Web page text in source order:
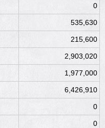
0
535,630
215,600
2,903,020
1,977,000
6,426,910
0
0